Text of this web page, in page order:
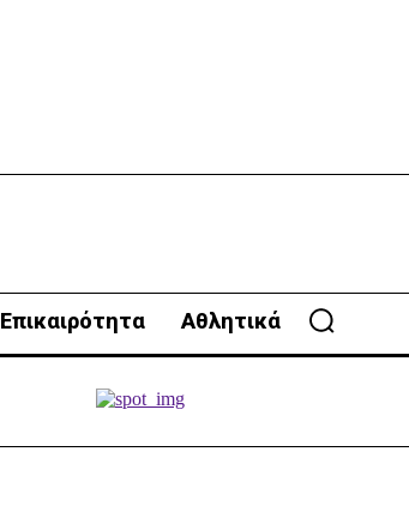
Επικαιρότητα Αθλητικά